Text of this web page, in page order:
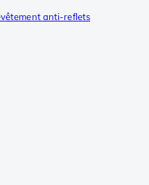
anti-reflets